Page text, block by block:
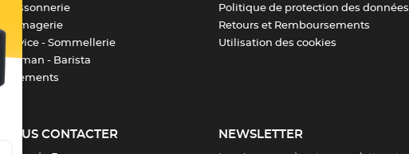
Poissonnerie
Fromagerie
Service - Sommellerie
Barman - Barista
Vêtements
Politique de protection des données
Retours et Remboursements
Utilisation des cookies
NOUS CONTACTER NEWSLETTER